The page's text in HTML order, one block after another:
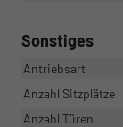
Sonstiges
Antriebsart
Anzahl Sitzplätze
Anzahl Türen